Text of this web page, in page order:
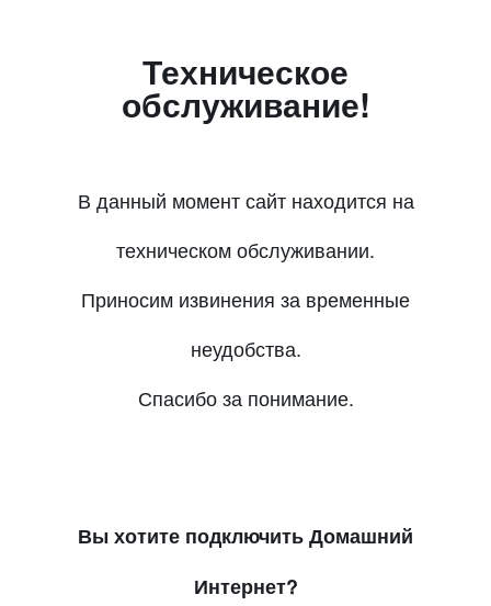
Техническое
обслуживание!
В данный момент сайт находится на
техническом обслуживании.
Приносим извинения за временные
неудобства.
Спасибо за понимание.
Вы хотите подключить Домашний
Интернет?